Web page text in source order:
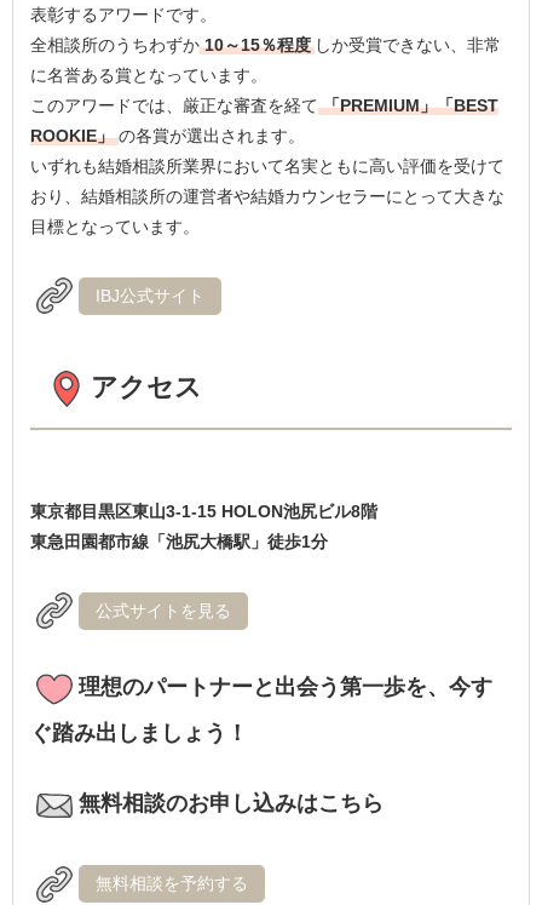
表彰するアワードです。
全相談所のうちわずか 10～15％程度 しか受賞できない、非常
に名誉ある賞となっています。
このアワードでは、厳正な審査を経て 「PREMIUM」「BEST
ROOKIE」 の各賞が選出されます。
いずれも結婚相談所業界において名実ともに高い評価を受けて
おり、結婚相談所の運営者や結婚カウンセラーにとって大きな
目標となっています。
IBJ公式サイト
アクセス
東京都目黒区東山3-1-15 HOLON池尻ビル8階
東急田園都市線「池尻大橋駅」徒歩1分
公式サイトを見る
理想のパートナーと出会う第一歩を、今す
ぐ踏み出しましょう！
無料相談のお申し込みはこちら
無料相談を予約する